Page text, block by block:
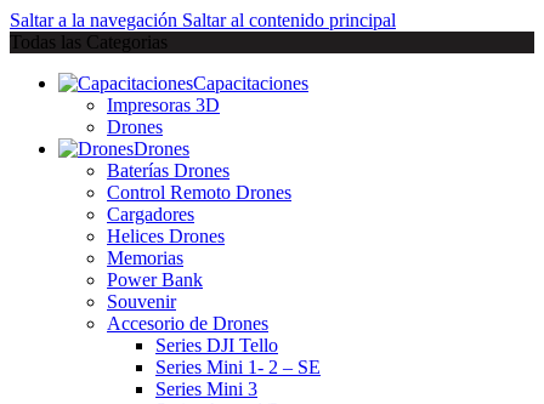
Saltar a la navegación Saltar al contenido principal
Todas las Categorias
Capacitaciones
Impresoras 3D
Drones
Drones
Baterías Drones
Control Remoto Drones
Cargadores
Helices Drones
Memorias
Power Bank
Souvenir
Accesorio de Drones
Series DJI Tello
Series Mini 1- 2 – SE
Series Mini 3